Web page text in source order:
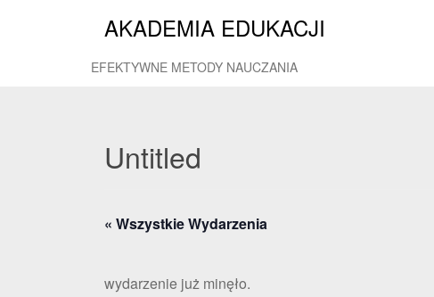
AKADEMIA EDUKACJI
EFEKTYWNE METODY NAUCZANIA
Untitled
« Wszystkie Wydarzenia
wydarzenie już minęło.